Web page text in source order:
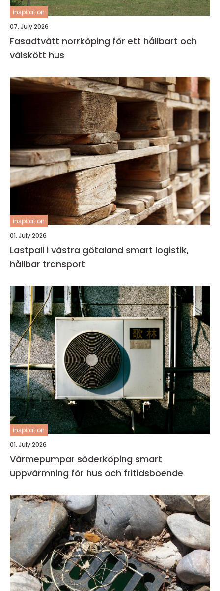
inspiration
07. July 2026
Fasadtvätt norrköping för ett hållbart och
välskött hus
inspiration
01. July 2026
Lastpall i västra götaland smart logistik,
hållbar transport
inspiration
01. July 2026
Värmepumpar söderköping smart
uppvärmning för hus och fritidsboende